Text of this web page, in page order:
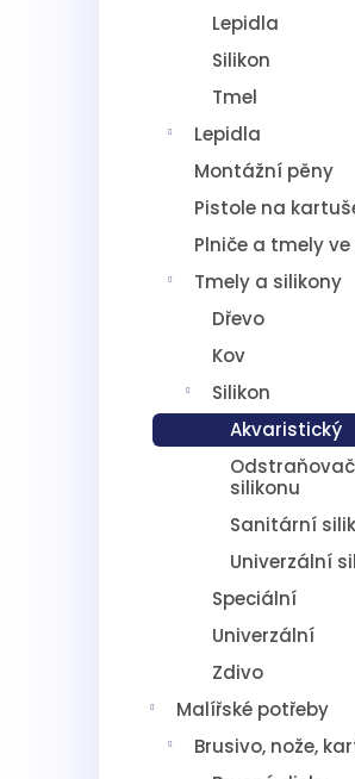
Lepidla
Silikon
Tmel
Lepidla
Montážní pěny
Pistole na
Plniče a tmely ve
Tmely a silikony
Dřevo
Kov
Silikon
Akvaristický
silikonu
Sanitární
Univerzální
Speciální
Univerzální
Zdivo
Malířské potřeby
Brusivo, nože,